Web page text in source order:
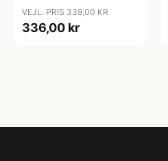
VEJL. PRIS 339,00 KR
336,00 kr